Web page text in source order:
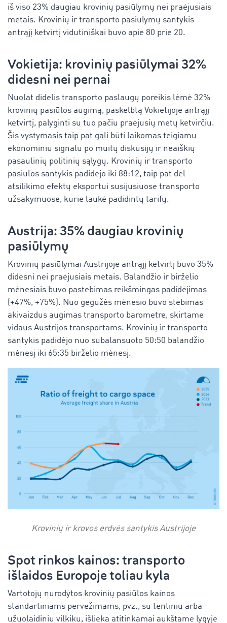
iš viso 23% daugiau krovinių pasiūlymų nei praėjusiais
metais. Krovinių ir transporto pasiūlymų santykis
antrąjį ketvirtį vidutiniškai buvo apie 80 prie 20.
Vokietija: krovinių pasiūlymai 32%
didesni nei pernai
Nuolat didelis transporto paslaugų poreikis lėmė 32%
krovinių pasiūlos augimą, paskelbtą Vokietijoje antrąjį
ketvirtį, palyginti su tuo pačiu praėjusių metų ketvirčiu.
Šis vystymasis taip pat gali būti laikomas teigiamu
ekonominiu signalu po muitų diskusijų ir neaiškių
pasaulinių politinių sąlygų. Krovinių ir transporto
pasiūlos santykis padidėjo iki 88:12, taip pat dėl
atsilikimo efektų eksportui susijusiuose transporto
užsakymuose, kurie laukė padidintų tarifų.
Austrija: 35% daugiau krovinių
pasiūlymų
Krovinių pasiūlymai Austrijoje antrąjį ketvirtį buvo 35%
didesni nei praėjusiais metais. Balandžio ir birželio
mėnesiais buvo pastebimas reikšmingas padidėjimas
(+47%, +75%). Nuo gegužės mėnesio buvo stebimas
akivaizdus augimas transporto barometre, skirtame
vidaus Austrijos transportams. Krovinių ir transporto
santykis padidėjo nuo subalansuoto 50:50 balandžio
mėnesį iki 65:35 birželio mėnesį.
Krovinių ir krovos erdvės santykis Austrijoje
Spot rinkos kainos: transporto
išlaidos Europoje toliau kyla
Vartotojų nurodytos krovinių pasiūlos kainos
standartiniams pervežimams, pvz., su tentiniu arba
užuolaidiniu vilkiku, išlieka atitinkamai aukštame lygyje